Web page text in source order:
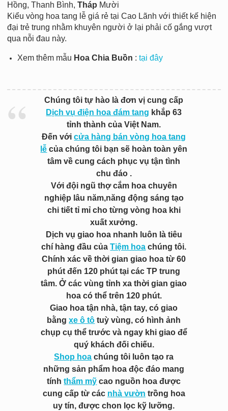
Hồng, Thanh Bình, Tháp Mười
Kiểu vòng hoa tang lễ giá rẻ tại Cao Lãnh với thiết kế hiện
đại trẻ trung nhằm khuyên người ở lại phải cố gắng vượt
qua nỗi đau này.
Xem thêm mẫu Hoa Chia Buồn : tại đây
Chúng tôi tự hào là đơn vị cung cấp
Dịch vụ điện hoa đám tang khắp 63
tỉnh thành của Việt Nam.
Đến vớicửa hàng bán vòng hoa tang
lễ của chúng tôi bạn sẽ hoàn toàn yên
tâm về cung cách phục vụ tận tình
chu đáo .
Với đội ngũ thợ cắm hoa chuyên
nghiệp lâu năm,năng động sáng tạo
chi tiết tỉ mỉ cho từng vòng hoa khi
xuất xưởng.
Dịch vụ giao hoa nhanh luôn là tiêu
chí hàng đầu củaTiệm hoa chúng tôi.
Chính xác về thời gian giao hoa từ 60
phút đến 120 phút tại các TP trung
tâm. Ở các vùng tỉnh xa thời gian giao
hoa có thể trên 120 phút.
Giao hoa tận nhà, tận tay, có giao
bằngxe ô tô tuỳ vùng, có hình ảnh
chụp cụ thể trước và ngay khi giao để
quý khách đối chiếu.
Shop hoa chúng tôi luôn tạo ra
những sản phẩm hoa độc đáo mang
tínhthẩm mỹ cao nguồn hoa được
cung cấp từ các nhà vườn trồng hoa
uy tín, được chon lọc kỹ lưỡng.